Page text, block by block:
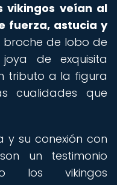
vikingos veían al
fuerza, astucia y
broche de lobo de
de exquisita
tributo a la figura
cualidades que
y su conexión con
un testimonio
los vikingos